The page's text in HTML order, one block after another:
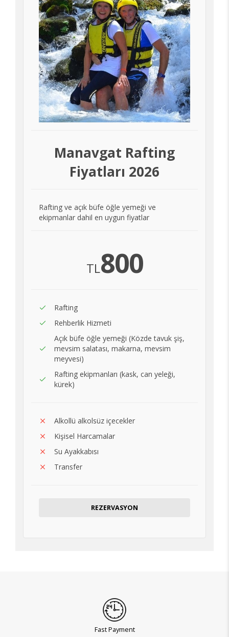
Manavgat Rafting
Fiyatları 2026
Rafting ve açık büfe öğle yemeği ve
ekipmanlar dahil en uygun fiyatlar
TL800
Rafting
Rehberlik Hizmeti
Açık büfe öğle yemeği (Közde tavuk şiş,
mevsim salatası, makarna, mevsim
meyvesi)
Rafting ekipmanları (kask, can yeleği,
kürek)
Alkollü alkolsüz içecekler
Kişisel Harcamalar
Su Ayakkabısı
Transfer
REZERVASYON
Fast Payment